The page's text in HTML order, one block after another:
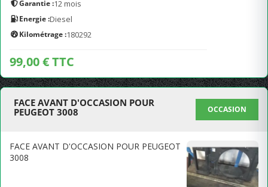
Garantie :12 mois
Energie :Diesel
Kilométrage :180292
99,00 € TTC
FACE AVANT D'OCCASION POUR
PEUGEOT 3008
OCCASION
FACE AVANT D'OCCASION POUR PEUGEOT
3008